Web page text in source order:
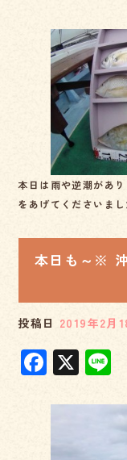
c
e
b
o
o
k
e
本日は雨や逆潮があ
をあげてくださいまし
本日も～※
投稿日 2019年2月
F
c
e
X
e